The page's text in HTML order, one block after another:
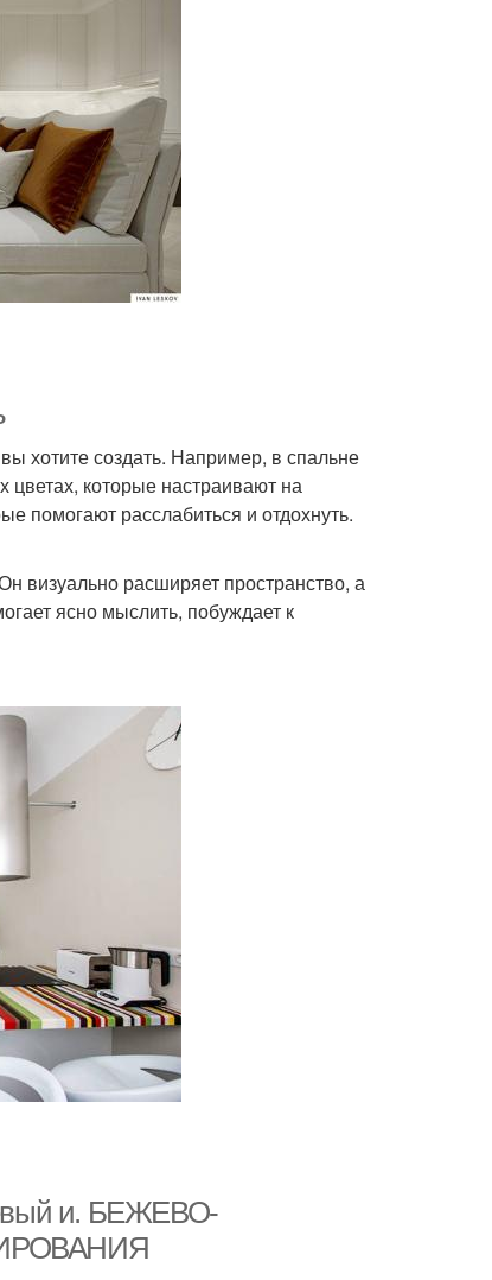
хотите создать. Например, в спальне
которые настраивают на
помогают расслабиться и отдохнуть.
визуально расширяет пространство, а
ясно мыслить, побуждает к
и. БЕЖЕВО-